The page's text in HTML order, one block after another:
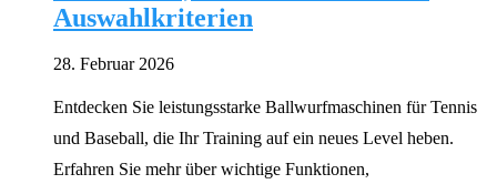
Auswahlkriterien
28. Februar 2026
Entdecken Sie leistungsstarke Ballwurfmaschinen für Tennis
und Baseball, die Ihr Training auf ein neues Level heben.
Erfahren Sie mehr über wichtige Funktionen,